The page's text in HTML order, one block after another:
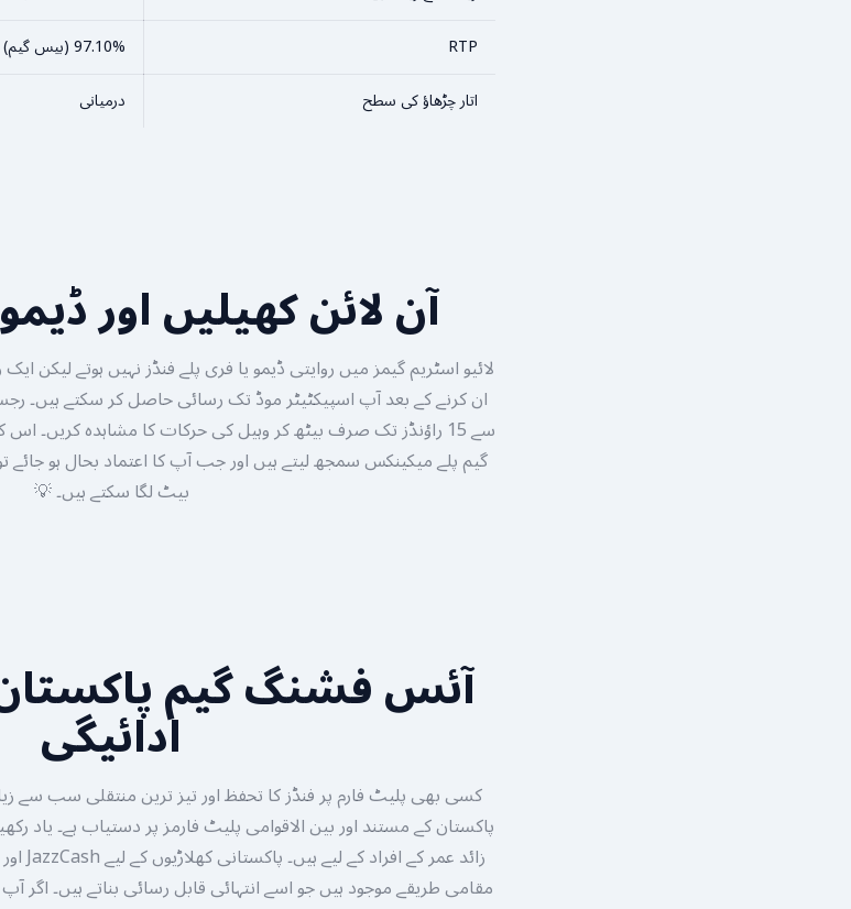
RTP
97.10% (بیس گیم)
اتار چڑھاؤ کی سطح
درمیانی
آن لائن کھیلیں اور
لائیو اسٹریم گیمز میں روایتی ڈیمو یا فری پلے فنڈز نہیں ہوتے لیکن
سے 15 راؤنڈز تک صرف بیٹھ کر وہیل کی حرکات کا مشاہدہ کریں۔
بیٹ لگا سکتے ہیں۔ 💡
آئس فشنگ گیم
ادائیگی
کسی بھی پلیٹ فارم پر فنڈز کا تحفظ اور تیز ترین منتقلی سب سے